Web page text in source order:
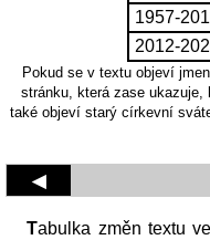
1957-
2012-
Pokud se v textu objeví
stránku, která zase
také objeví starý církevní
◀
Tabulka změn textu ve zdejším kalendáři pro daný den v